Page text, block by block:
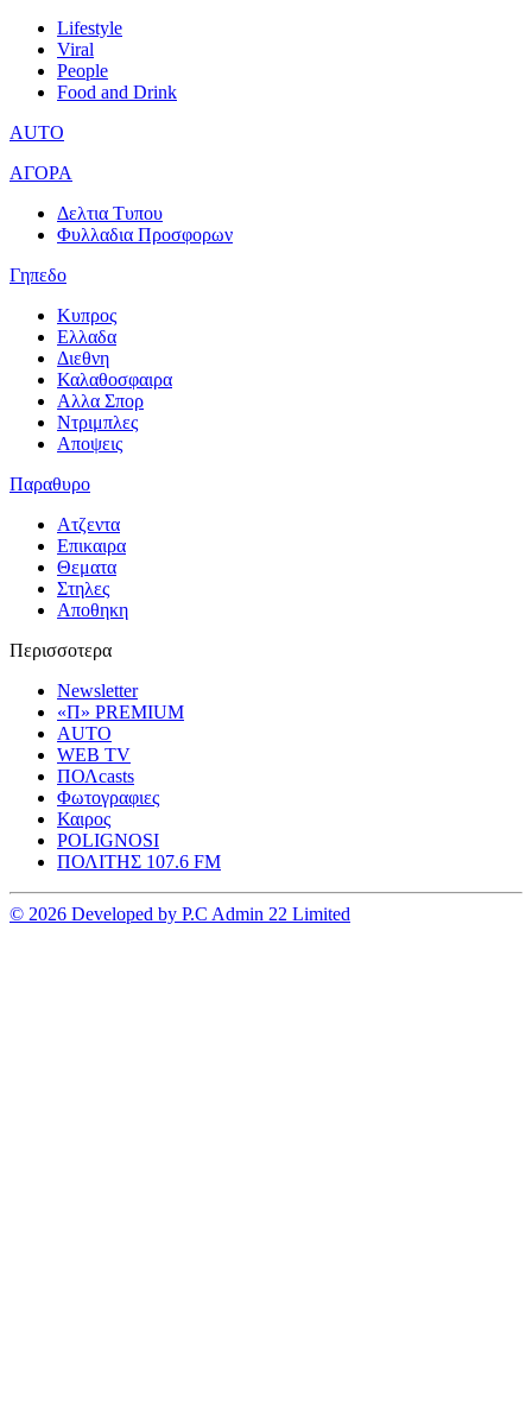
Lifestyle
Viral
People
Food and Drink
AUTO
ΑΓΟΡΑ
Δελτια Τυπου
Φυλλαδια Προσφορων
Γηπεδο
Κυπρος
Ελλαδα
Διεθνη
Καλαθοσφαιρα
Αλλα Σπορ
Ντριμπλες
Αποψεις
Παραθυρο
Ατζεντα
Επικαιρα
Θεματα
Στηλες
Αποθηκη
Περισσοτερα
Newsletter
«Π» PREMIUM
AUTO
WEB TV
ΠΟΛcasts
Φωτογραφιες
Καιρος
POLIGNOSI
ΠΟΛΙΤΗΣ 107.6 FM
© 2026 Developed by P.C Admin 22 Limited